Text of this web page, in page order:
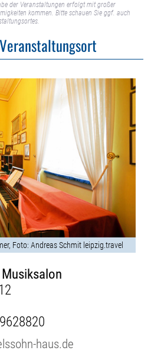
der Veranstaltungen erfolgt mit großer
kommen. Bitte schauen Sie ggf. auch
Foto: Andreas Schmit leipzig.travel
haus.de